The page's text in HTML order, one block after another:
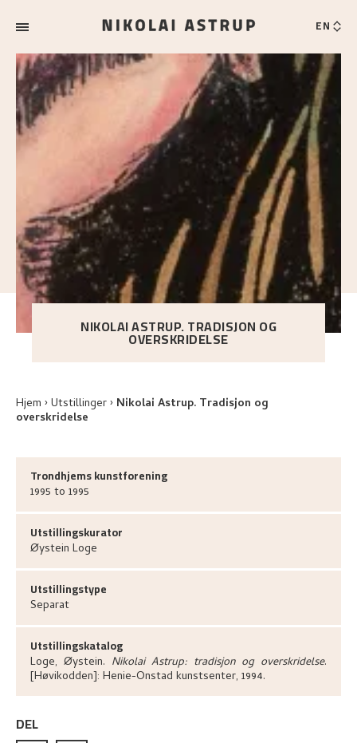
EN
NIKOLAI ASTRUP. TRADISJON OG
OVERSKRIDELSE
Hjem Utstillinger Nikolai Astrup. Tradisjon og
overskridelse
Trondhjems kunstforening
1995 to 1995
Utstillingskurator
Øystein Loge
Utstillingstype
Separat
Utstillingskatalog
Loge, Øystein. Nikolai Astrup: tradisjon og overskridelse.
[Høvikodden]: Henie-Onstad kunstsenter, 1994.
DEL